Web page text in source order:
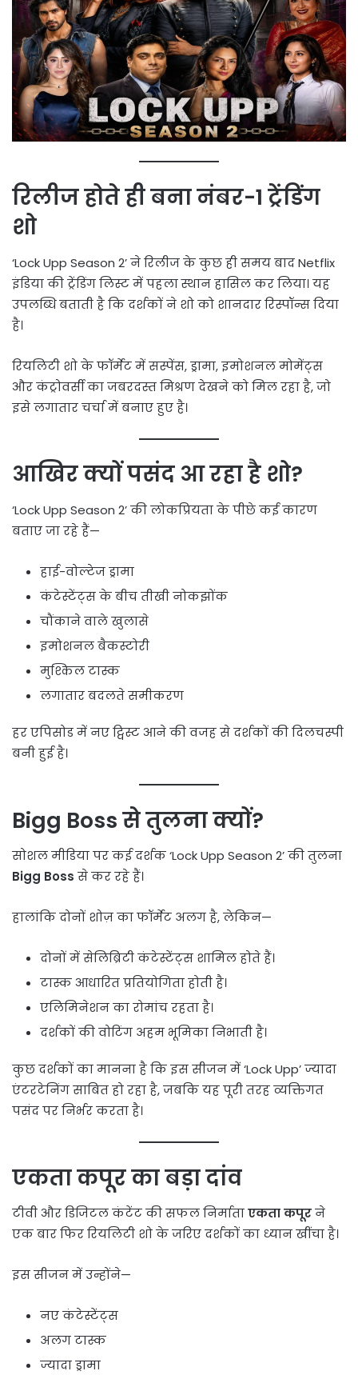
रिलीज होते ही बना नंबर-1 ट्रेंडिंग
शो
‘Lock Upp Season 2’ ने रिलीज के कुछ ही समय बाद Netflix
इंडिया की ट्रेंडिंग लिस्ट में पहला स्थान हासिल कर लिया। यह
उपलब्धि बताती है कि दर्शकों ने शो को शानदार रिस्पॉन्स दिया
है।
रियलिटी शो के फॉर्मेट में सस्पेंस, ड्रामा, इमोशनल मोमेंट्स
और कंट्रोवर्सी का जबरदस्त मिश्रण देखने को मिल रहा है, जो
इसे लगातार चर्चा में बनाए हुए है।
आखिर क्यों पसंद आ रहा है शो?
‘Lock Upp Season 2’ की लोकप्रियता के पीछे कई कारण
बताए जा रहे हैं—
हाई-वोल्टेज ड्रामा
कंटेस्टेंट्स के बीच तीखी नोकझोंक
चौंकाने वाले खुलासे
इमोशनल बैकस्टोरी
मुश्किल टास्क
लगातार बदलते समीकरण
हर एपिसोड में नए ट्विस्ट आने की वजह से दर्शकों की दिलचस्पी
बनी हुई है।
Bigg Boss से तुलना क्यों?
सोशल मीडिया पर कई दर्शक ‘Lock Upp Season 2’ की तुलना
Bigg Boss से कर रहे हैं।
हालांकि दोनों शोज़ का फॉर्मेट अलग है, लेकिन—
दोनों में सेलिब्रिटी कंटेस्टेंट्स शामिल होते हैं।
टास्क आधारित प्रतियोगिता होती है।
एलिमिनेशन का रोमांच रहता है।
दर्शकों की वोटिंग अहम भूमिका निभाती है।
कुछ दर्शकों का मानना है कि इस सीजन में ‘Lock Upp’ ज्यादा
एंटरटेनिंग साबित हो रहा है, जबकि यह पूरी तरह व्यक्तिगत
पसंद पर निर्भर करता है।
एकता कपूर का बड़ा दांव
टीवी और डिजिटल कंटेंट की सफल निर्माताएकता कपूरने
एक बार फिर रियलिटी शो के जरिए दर्शकों का ध्यान खींचा है।
इस सीजन में उन्होंने—
नए कंटेस्टेंट्स
अलग टास्क
ज्यादा ड्रामा